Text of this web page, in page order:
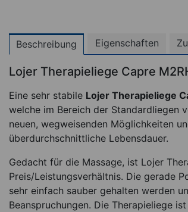
Beschreibung Eigenschaften
Lojer Therapieliege Capre
Eine sehr stabile Lojer Therapieliege
welche im Bereich der Standardliegen
neuen, wegweisenden Möglichkeiten
überdurchschnittliche Lebensdauer.
Gedacht für die Massage, ist Lojer
Preis/Leistungsverhältnis. Die gerade
sehr einfach sauber gehalten werden
Beanspruchungen. Die Therapieliege